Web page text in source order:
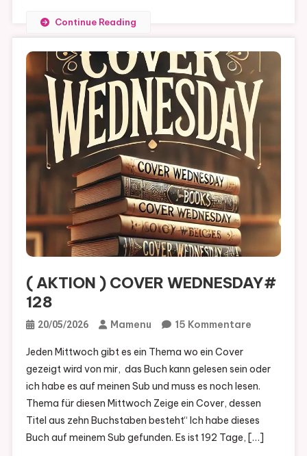
Continue Reading
( AKTION ) COVER WEDNESDAY#
128
20/05/2026 Mamenu 15 KommentareZu
)
COVER
128
Jeden Mittwoch gibt es ein Thema wo ein Cover
gezeigt wird von mir, das Buch kann gelesen sein oder
ich habe es auf meinen Sub und muss es noch lesen.
Thema für diesen Mittwoch Zeige ein Cover, dessen
Titel aus zehn Buchstaben besteht“ Ich habe dieses
Buch auf meinem Sub gefunden. Es ist 192 Tage, […]